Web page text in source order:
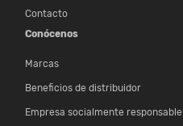
Contacto
Conócenos
Marcas
Beneficios de distribuidor
Empresa socialmente responsable